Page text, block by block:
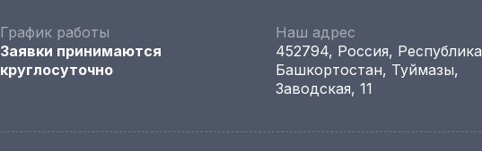
График работы
Заявки принимаются
круглосуточно
Наш адрес
452794, Россия, Республика
Башкортостан, Туймазы,
Заводская, 11